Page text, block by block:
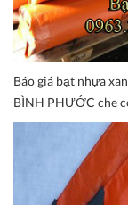
Báo giá bạt nhựa
BÌNH PHƯỚC che